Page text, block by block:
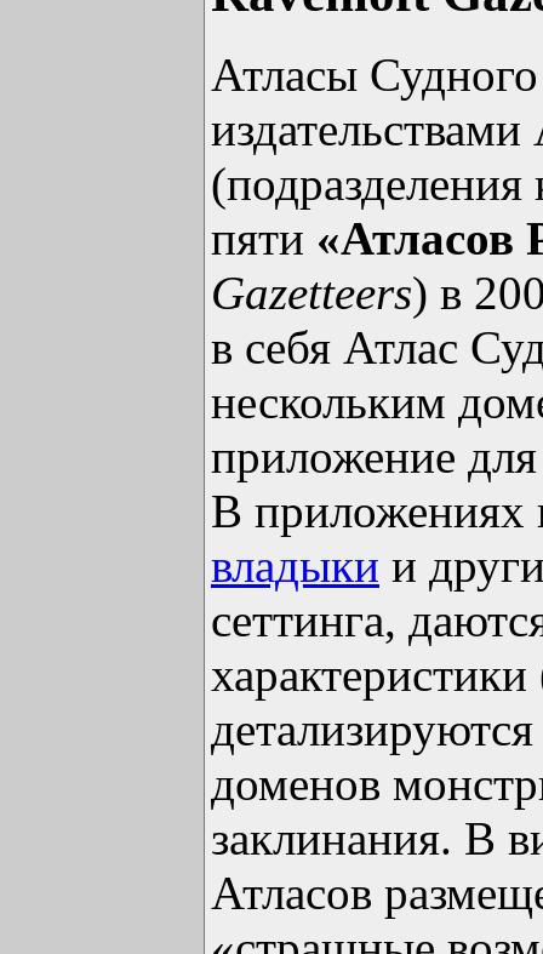
Атласы
пяти «Атласов
Gazetteers) в
в себя Атлас
нескольким
приложение
В приложениях
владыки и
сеттинга,
доменов
заклинания. В
Атласов